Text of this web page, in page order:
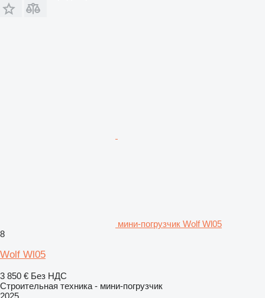
мини-погрузчик Wolf Wl05
8
Wolf Wl05
3 850 € Без НДС
Строительная техника - мини-погрузчик
2025